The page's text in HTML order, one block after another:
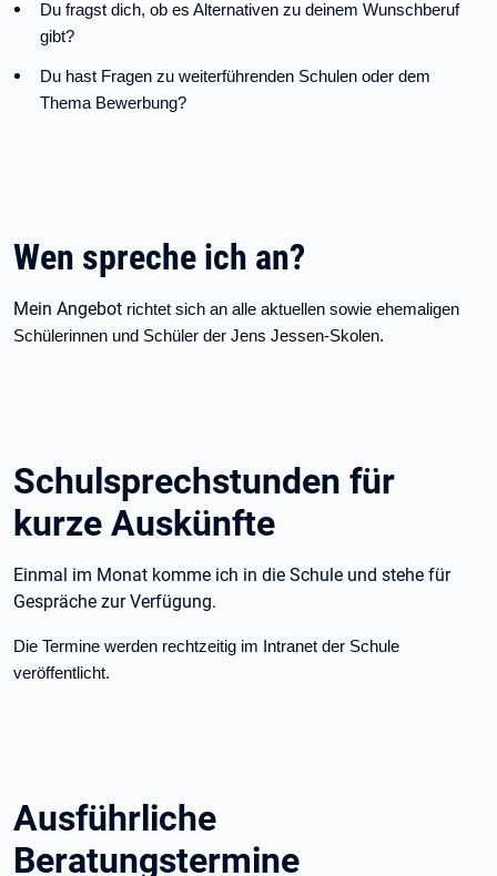
Du fragst dich, ob es Alternativen zu deinem Wunschberuf
gibt?
Du hast Fragen zu weiterführenden Schulen oder dem
Thema Bewerbung?
Wen spreche ich an?
Mein Angebot richtet sich an alle aktuellen sowie ehemaligen
Schülerinnen und Schüler der Jens Jessen-Skolen.
Schulsprechstunden für
kurze Auskünfte
Einmal im Monat komme ich in die Schule und stehe für
Gespräche zur Verfügung.
Die Termine werden rechtzeitig im Intranet der Schule
veröffentlicht.
Ausführliche
Beratungstermine